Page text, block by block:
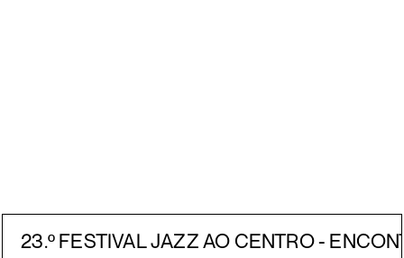
23.º FESTIVAL JAZZ AO CENTRO -